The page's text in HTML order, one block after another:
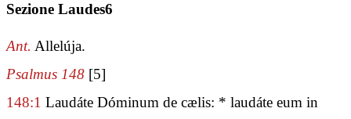
Sezione Laudes6
Ant. Allelúja.
Psalmus 148 [5]
148:1 Laudáte Dóminum de cælis: * laudáte eum in